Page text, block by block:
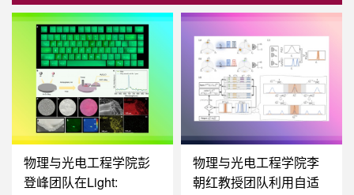
物理与光电工程学院彭
登峰团队在Light:
物理与光电工程学院李
朝红教授团队利用自适